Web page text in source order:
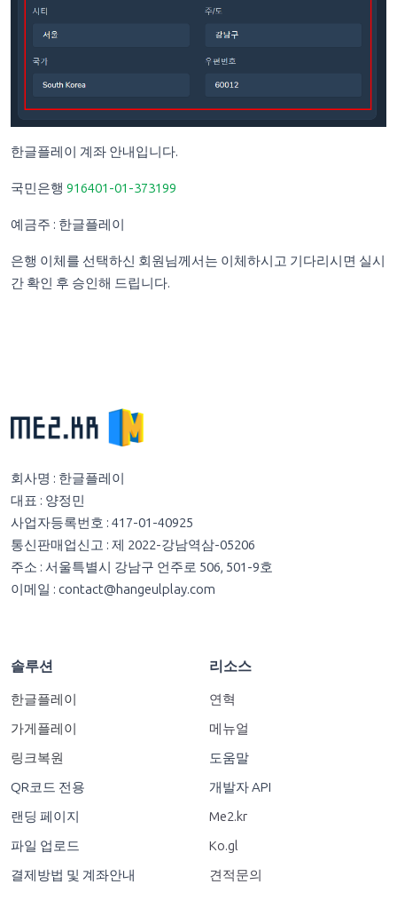
한글플레이 계좌 안내입니다.
국민은행 916401-01-373199
예금주 : 한글플레이
은행 이체를 선택하신 회원님께서는 이체하시고 기다리시면 실시
간 확인 후 승인해 드립니다.
회사명 : 한글플레이
대표 : 양정민
사업자등록번호 : 417-01-40925
통신판매업신고 : 제 2022-강남역삼-05206
주소 : 서울특별시 강남구 언주로 506, 501-9호
이메일 : contact@hangeulplay.com
솔루션
한글플레이
가게플레이
링크복원
QR코드 전용
랜딩 페이지
파일 업로드
결제방법 및 계좌안내
리소스
연혁
메뉴얼
도움말
개발자 API
Me2.kr
Ko.gl
견적문의